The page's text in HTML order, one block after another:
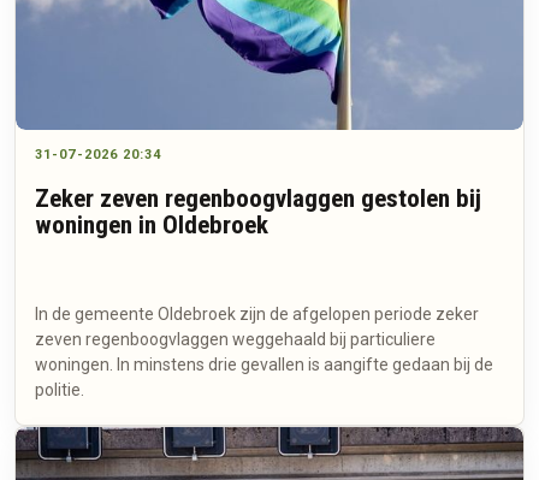
31-07-2026 20:34
Zeker zeven regenboogvlaggen gestolen bij
woningen in Oldebroek
In de gemeente Oldebroek zijn de afgelopen periode zeker
zeven regenboogvlaggen weggehaald bij particuliere
woningen. In minstens drie gevallen is aangifte gedaan bij de
politie.